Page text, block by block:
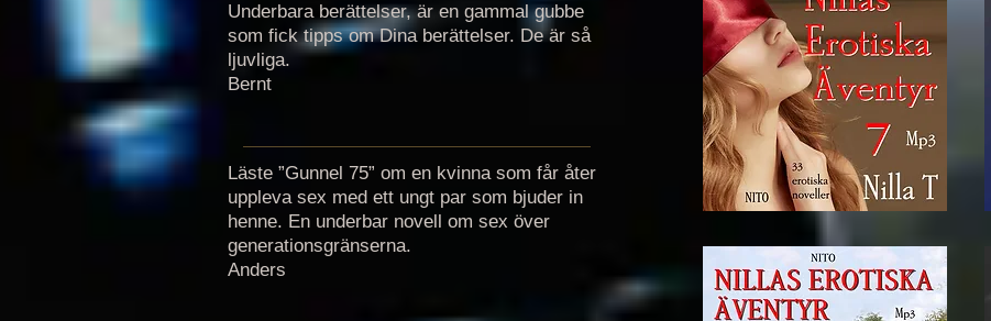
Underbara berättelser, är en gammal gubbe
som fick tipps om Dina berättelser. De är så
ljuvliga.
Bernt
Läste ”Gunnel 75” om en kvinna som får åter
uppleva sex med ett ungt par som bjuder in
henne. En underbar novell om sex över
generationsgränserna.
Anders